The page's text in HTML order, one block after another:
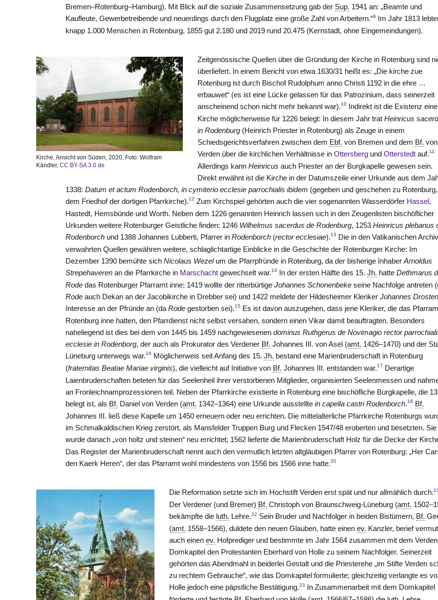
Bremen–Rotenburg–Hamburg). Mit Blick auf die soziale Zusammensetzung gab der Sup. 1941 an: „Beamte und
Kaufleute, Gewerbetreibende und neuerdings durch den Flugplatz eine große Zahl von Arbeitern.“9 Im Jahr 1813
knapp 1.000 Menschen in Rotenburg, 1855 gut 2.180 und 2019 rund 20.475 (Kernstadt, ohne Eingemeindungen).
Kirche, Ansicht von Süden, 2020, Foto: Wolfram
Kändler,CC BY-SA 3.0 de
Zeitgenössische Quellen über die Gründung der Kirche in Rotenburg sind
überliefert. In einem Bericht von etwa 1630/31 heißt es: „Die kirche zue
Rotenburg ist durch Bischof Rudolphum anno Christi 1192 in die ehre …
erbauwet“ (es ist eine Lücke gelassen für das Patrozinium, dass seinerzeit
anscheinend schon nicht mehr bekannt war).10 Indirekt ist die Existenz
Kirche möglicherweise für 1226 belegt: In diesem Jahr tratHeinricus
in Rodenburg (Heinrich Priester in Rotenburg) als Zeuge in einem
Schiedsgerichtsverfahren zwischen dem Ebf. von Bremen und dem Bf. von
Verden über die kirchlichen Verhältnisse inOttersberg undOtterstedt auf.11
Allerdings kannHeinricusauch Priester an der Burgkapelle gewesen sein.
Direkt erwähnt ist die Kirche in der Datumszeile einer Urkunde aus dem
1338:Datum et actum Rodenborch, in cymiterio ecclesie parrochialis ibidem (gegeben und geschehen zu
dem Friedhof der dortigen Pfarrkirche).12 Zum Kirchspiel gehörten auch die vier sogenannten Wasserdörfer Hassel,
Hastedt, Hemsbünde und Worth. Neben dem 1226 genannten Heinrich lassen sich in den Zeugenlisten bischöflicher
Urkunden weitere Rotenburger Geistliche finden: 1246 Wilhelmus sacerdus de Rodenburg, 1253Heinricus plebanus
Rodenborch und 1388 Johannes Lubberti, Pfarrer inRodenborch (rector ecclesiae).13 Die in den Vatikanischen
verwahrten Quellen gewähren weitere, schlaglichtartige Einblicke in die Geschichte der Rotenburger Kirche: Im
Dezember 1390 bemühte sichNicolaus Wezelum die Pfarrpfründe in Rotenburg, da der bisherige InhaberArnoldus
Strepehaveren an die Pfarrkirche in Marschacht gewechselt war.14 In der ersten Hälfte des 15.Jh. hatteDethmarus
Rode das Rotenburger Pfarramt inne; 1419 wollte der ritterbürtigeJohannes Schonenbeke seine Nachfolge antreten
Rode auch Dekan an der Jacobikirche in Drebber sei) und 1422 meldete der Hildesheimer KlerikerJohannes Drosten
Interesse an der Pfründe an (daRode gestorben sei).15 Es ist davon auszugehen, dass jene Kleriker, die das
Rotenburg inne hatten, den Pfarrdienst nicht selbst versahen, sondern einen Vikar damit beauftragten. Besonders
naheliegend ist dies bei dem von 1445 bis 1459 nachgewiesenendominus Ruthgerus de Novimagio rector
ecclesie in Rodenborg, der auch als Prokurator des Verdener Bf. Johannes III. vonAsel (amt. 1426–1470) und der
Lüneburg unterwegs war.16 Möglicherweis seit Anfang des 15.Jh. bestand eine Marienbruderschaft in Rotenburg
(fraternitas Beatae Mariae virginis), die vielleicht auf Initiative von Bf. Johannes III. entstanden war.17 Derartige
Laienbruderschaften beteten für das Seelenheil ihrer verstorbenen Mitglieder, organisierten Seelenmessen und
an Fronleichnamprozessionen teil. Neben der Pfarrkirche existierte in Rotenburg eine bischöfliche Burgkapelle, die
belegt ist, als Bf. Daniel vonVerden (amt. 1342–1364) eine Urkunde ausstellte in capella castri Rodenborch.18 Bf.
Johannes III. ließ diese Kapelle um 1450 erneuern oder neu errichten. Die mittelalterliche Pfarrkirche Rotenburgs
im Schmalkaldischen Krieg zerstört, als Mansfelder Truppen Burg und Flecken 1547/48 eroberten und besetzten. Sie
wurde danach „von holtz und steinen“ neu errichtet; 1562 lieferte die Marienbruderschaft Holz für die Decke der
Das Register der Marienbruderschaft nennt auch den vermutlich letzten altgläubigen Pfarrer von Rotenburg: „Her
den Kaerk Heren“, der das Pfarramt wohl mindestens von 1556 bis 1566 inne hatte.20
Die Reformation setzte sich im HochstiftVerden erst spät und nur allmählich durch.21
Der Verdener (und Bremer) Bf. Christoph von Braunschweig-Lüneburg (amt.
bekämpfte die luth. Lehre.22 Sein Bruder und Nachfolger in beiden Bistümern, Bf.
(amt. 1558–1566), duldete den neuen Glauben, hatte einenev. Kanzler, berief
auch einenev. Hofprediger und bestimmte im Jahr 1564 zusammen mit dem
Domkapitel den Protestanten Eberhard von Holle zu seinem Nachfolger. Seinerzeit
gehörten das Abendmahl in beiderlei Gestalt und die Priesterehe „im Stifte Verden
zu rechtem Gebrauche“, wie das Domkapitel formulierte; gleichzeitig verlangte es
Holle jedoch eine päpstliche Bestätigung.23 In Zusammenarbeit mit dem Domkapitel